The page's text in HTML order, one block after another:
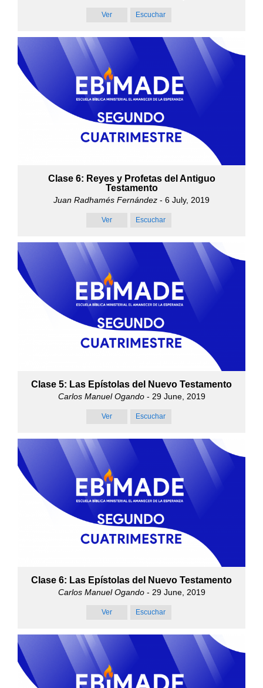
Ver Escuchar
Clase 6: Reyes y Profetas del Antiguo
Testamento
Juan Radhamés Fernández - 6 July, 2019
Ver Escuchar
Clase 5: Las Epístolas del Nuevo Testamento
Carlos Manuel Ogando- 29 June, 2019
Ver Escuchar
Clase 6: Las Epístolas del Nuevo Testamento
Carlos Manuel Ogando- 29 June, 2019
Ver Escuchar